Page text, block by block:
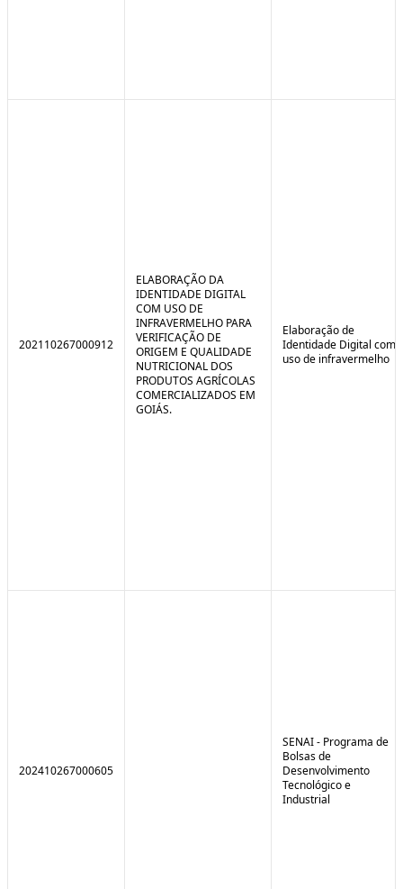
202110267000912
ELABORAÇÃO DA
IDENTIDADE DIGITAL
COM USO DE
INFRAVERMELHO PARA
VERIFICAÇÃO DE
ORIGEM E QUALIDADE
NUTRICIONAL DOS
PRODUTOS AGRÍCOLAS
COMERCIALIZADOS EM
GOIÁS.
Elaboração de
Identidade Digital com
uso de infravermelho
202410267000605
SENAI - Programa de
Bolsas de
Desenvolvimento
Tecnológico e
Industrial